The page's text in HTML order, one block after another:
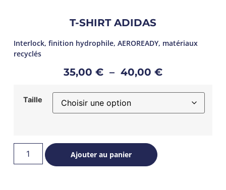
T-SHIRT ADIDAS
Interlock, finition hydrophile, AEROREADY, matériaux
recyclés
35,00 € – 40,00 €
Taille
Ajouter au panier